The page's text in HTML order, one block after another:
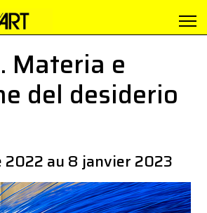
Materia e
del desiderio
2022 au 8 janvier 2023